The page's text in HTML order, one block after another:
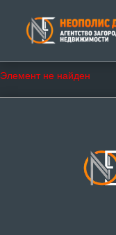
Элемент не найден